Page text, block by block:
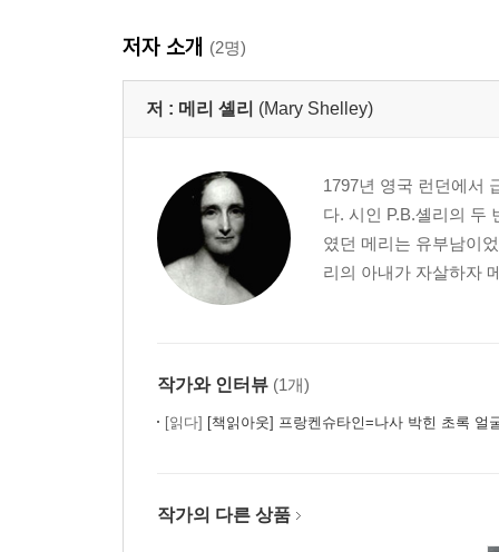
저자 소개 (2명)
저 : 메리 셸리 (Mary Shelley)
1797년 영국 런던에서
다. 시인 P.B.셸리의 두
였던 메리는 유부남이
리의 아내가 자살하자
작가와 인터뷰 (1개)
[읽다] [책읽아웃] 프랑켄슈타인=나사 박힌 초록 얼
작가의 다른 상품